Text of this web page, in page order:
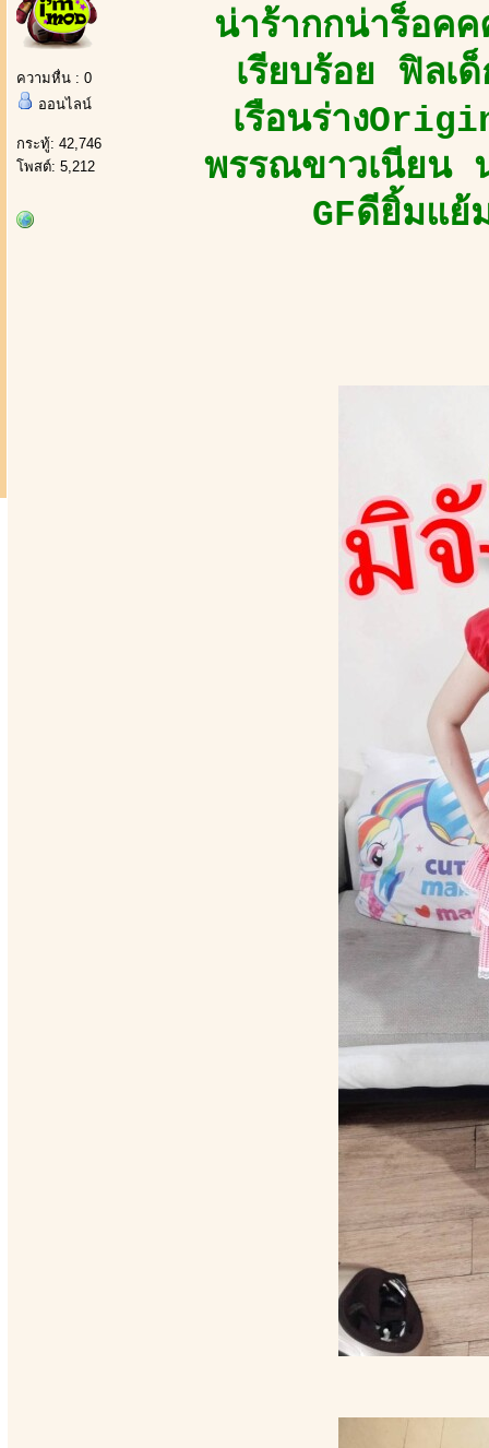
ความหื่น : 0
ออนไลน์
กระทู้: 42,746
โพสต์: 5,212
น่าร้ากกน่าร็อ
เรียบร้อย ฟิล
เรือนร่าง
พรรณขาวเนียน
GFดียิ้มแ